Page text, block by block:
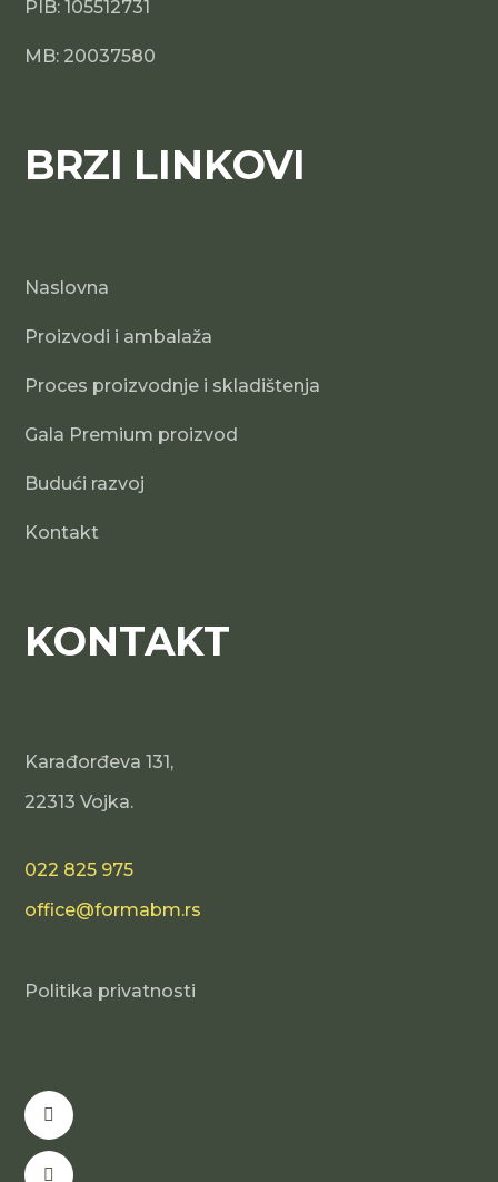
PIB: 105512731
MB: 20037580
BRZI LINKOVI
Naslovna
Proizvodi i ambalaža
Proces proizvodnje i skladištenja
Gala Premium proizvod
Budući razvoj
Kontakt
KONTAKT
Karađorđeva 131,
22313 Vojka.
022 825 975
office@formabm.rs
Politika privatnosti